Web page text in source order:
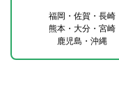
福岡・佐賀・長崎
熊本・大分・宮崎
鹿児島・沖縄